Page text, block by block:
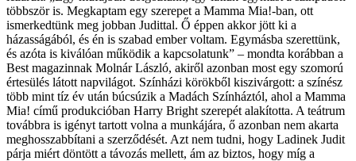
többször is. Megkaptam egy szerepet a Mamma Mia!-ban, ott
ismerkedtünk meg jobban Judittal. Ő éppen akkor jött ki a
házasságából, és én is szabad ember voltam. Egymásba szerettünk,
és azóta is kiválóan működik a kapcsolatunk” – mondta korábban a
Best magazinnak Molnár László, akiről azonban most egy szomorú
értesülés látott napvilágot. Színházi körökből kiszivárgott: a színész
több mint tíz év után búcsúzik a Madách Színháztól, ahol a Mamma
Mia! című produkcióban Harry Bright szerepét alakította. A teátrum
továbbra is igényt tartott volna a munkájára, ő azonban nem akarta
meghosszabbítani a szerződését. Azt nem tudni, hogy Ladinek Judit
párja miért döntött a távozás mellett, ám az biztos, hogy míg a